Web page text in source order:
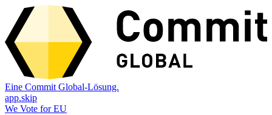
Eine Commit Global-Lösung.
app.skip
We Vote for EU